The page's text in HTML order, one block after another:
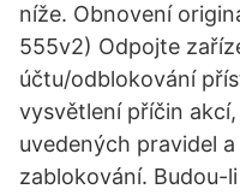
níže. Obnovení
555v2) Odpojte
účtu/odblokování
vysvětlení příčin
uvedených pravidel
zablokování. Budou-